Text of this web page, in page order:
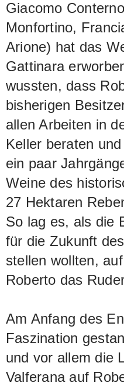
Giacomo
Monfortino,
Arione) hat das
Gattinara
wussten, dass
bisherigen
allen Arbeiten in
Keller beraten
ein paar
Weine des
27 Hektaren
So lag es, als die
für die Zukunft
stellen wollten,
Roberto das
Am Anfang des
Faszination
und vor allem die
Valferana auf